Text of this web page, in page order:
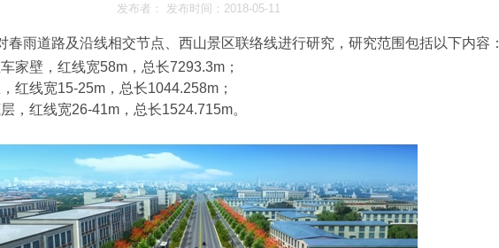
发布者： 发布时间：2018-05-11
春雨道路及沿线相交节点、西山景区联络线进行研究，研究范围包括以下内容：
家壁，红线宽58m ，总长7293.3m ；
红线宽15-25m ，总长1044.258m ；
，红线宽26-41m ，总长1524.715m。